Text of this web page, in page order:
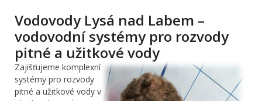
Vodovody Lysá nad Labem –
vodovodní systémy pro rozvody
pitné a užitkové vody
Zajišťujeme komplexní
systémy pro rozvody
pitné a užitkové vody v